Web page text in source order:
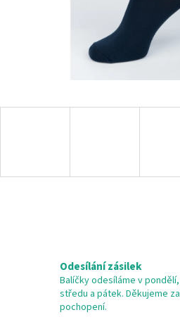
Odesílání zásilek
Balíčky odesíláme v pondělí,
středu a pátek. Děkujeme za
pochopení.